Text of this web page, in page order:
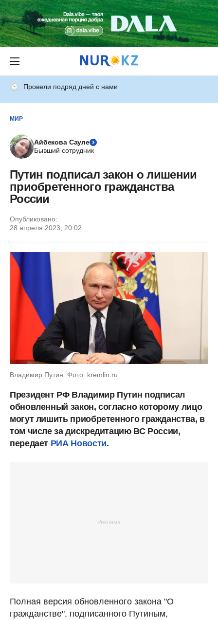
Провели подряд дней с нами
МИР
Айбекова Сауле
Бывший сотрудник
Путин подписал закон о лишении
приобретенного гражданства
России
Опубликовано:
28 апреля 2023, 20:02
Владимир Путин. Фото: kremlin.ru
Президент РФ Владимир Путин подписал
обновленный закон, согласно которому лицо
могут лишить приобретенного гражданства, в
том числе за дискредитацию ВС России,
передает РИА Новости.
Полная версия обновленного закона "О
гражданстве", подписанного Путиным,